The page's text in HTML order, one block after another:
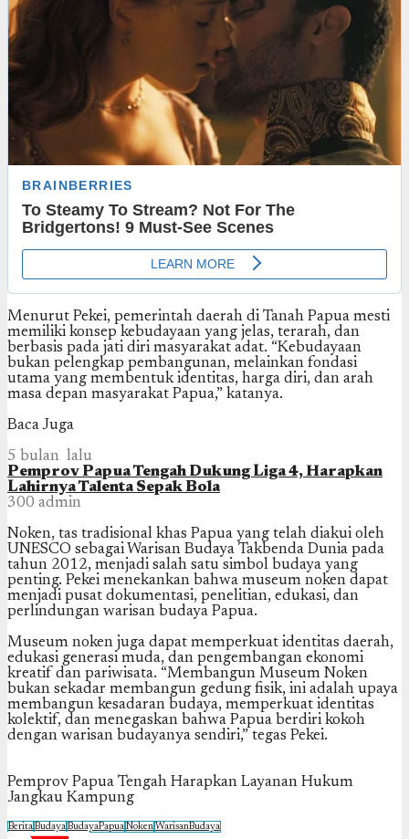
Menurut Pekei, pemerintah daerah di Tanah Papua mesti
memiliki konsep kebudayaan yang jelas, terarah, dan
berbasis pada jati diri masyarakat adat. “Kebudayaan
bukan pelengkap pembangunan, melainkan fondasi
utama yang membentuk identitas, harga diri, dan arah
masa depan masyarakat Papua,” katanya.
Baca Juga
5 bulan lalu
Pemprov Papua Tengah Dukung Liga 4, Harapkan
Lahirnya Talenta Sepak Bola
300 admin
Noken, tas tradisional khas Papua yang telah diakui oleh
UNESCO sebagai Warisan Budaya Takbenda Dunia pada
tahun 2012, menjadi salah satu simbol budaya yang
penting. Pekei menekankan bahwa museum noken dapat
menjadi pusat dokumentasi, penelitian, edukasi, dan
perlindungan warisan budaya Papua.
Museum noken juga dapat memperkuat identitas daerah,
edukasi generasi muda, dan pengembangan ekonomi
kreatif dan pariwisata. “Membangun Museum Noken
bukan sekadar membangun gedung fisik, ini adalah upaya
membangun kesadaran budaya, memperkuat identitas
kolektif, dan menegaskan bahwa Papua berdiri kokoh
dengan warisan budayanya sendiri,” tegas Pekei.
Pemprov Papua Tengah Harapkan Layanan Hukum
Jangkau Kampung
BeritaBudayaBudayaPapuaNoken WarisanBudaya